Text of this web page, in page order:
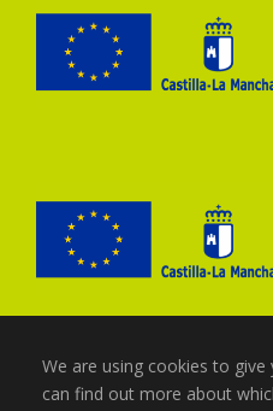
We are using cookies to
can find out more about